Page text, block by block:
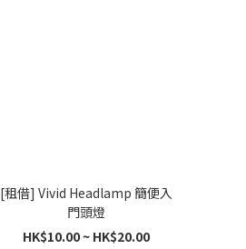
[租借] Vivid Headlamp 簡便入
門頭燈
HK$10.00 ~ HK$20.00